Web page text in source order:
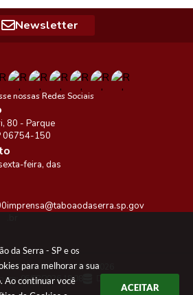
da Serra - SP e os
para melhorar a sua
Ao continuar você
ACEITAR
Newsletter
nossas Redes Sociais
80 - Parque
06754-150
imprensa@taboaodaserra.sp.gov
feira, das
do Sistema:3.5.3 - 19/06/2026
em:06/08/2026 18:08 Dados Abertos